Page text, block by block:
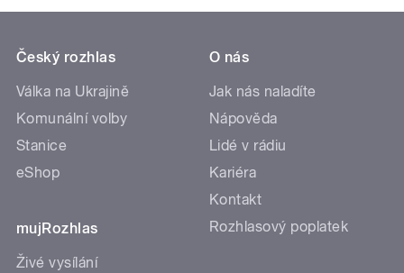
Český rozhlas
Válka na Ukrajině
Komunální volby
Stanice
eShop
mujRozhlas
Živé vysílání
O nás
Jak nás naladíte
Nápověda
Lidé v rádiu
Kariéra
Kontakt
Rozhlasový poplatek